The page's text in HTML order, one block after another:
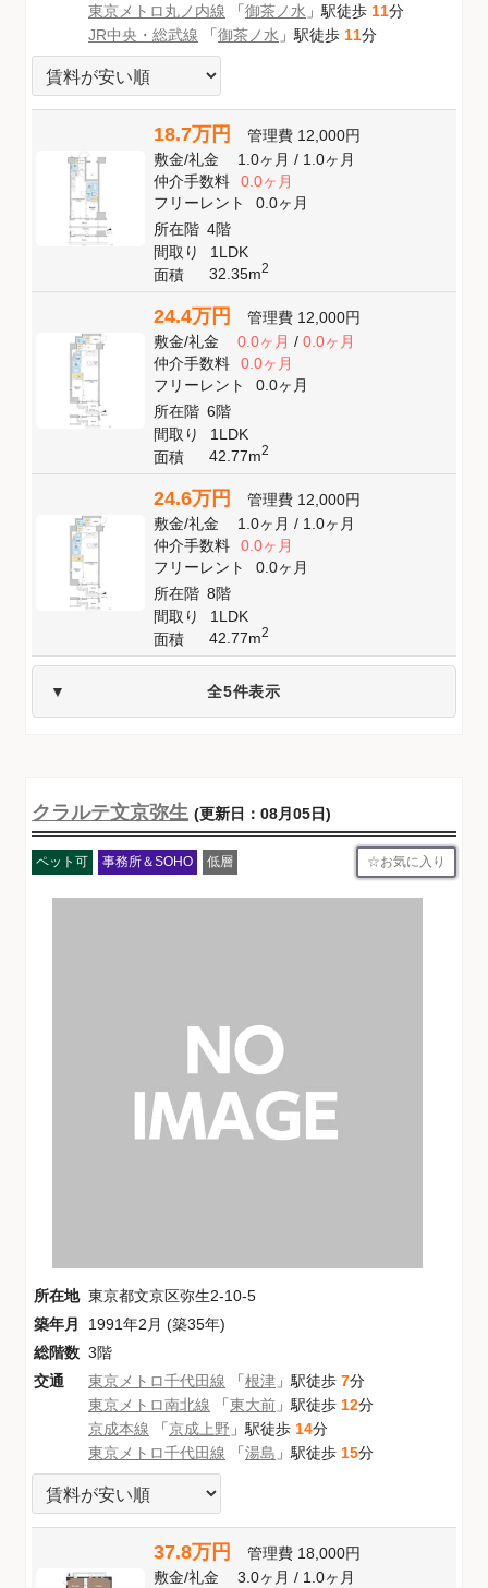
東京メトロ丸ノ内線 「御茶ノ水 」駅徒歩 11分
JR中央・総武線 「御茶ノ水 」駅徒歩 11分
18.7万円 管理費 12,000円
敷金/礼金 1.0ヶ月/ 1.0ヶ月
仲介手数料
0.0ヶ月
フリーレント
0.0ヶ月
所在階 4階
間取り
1LDK
面積
32.35m2
24.4万円 管理費 12,000円
敷金/礼金 0.0ヶ月/ 0.0ヶ月
仲介手数料
0.0ヶ月
フリーレント
0.0ヶ月
所在階 6階
間取り
1LDK
面積
42.77m2
24.6万円 管理費 12,000円
敷金/礼金 1.0ヶ月/ 1.0ヶ月
仲介手数料
0.0ヶ月
フリーレント
0.0ヶ月
所在階 8階
間取り
1LDK
面積
42.77m2
全5件表示
クラルテ文京弥生 (更新日：08月05日)
ペット可 事務所＆SOHO 低層 お気に入り
所在地 東京都文京区弥生2-10-5
築年月
1991年2月 (築35年)
総階数 3階
交通
東京メトロ千代田線 「根津 」駅徒歩 7分
東京メトロ南北線 「東大前 」駅徒歩 12分
京成本線 「京成上野 」駅徒歩 14分
東京メトロ千代田線 「湯島 」駅徒歩 15分
37.8万円 管理費 18,000円
敷金/礼金 3.0ヶ月/ 1.0ヶ月